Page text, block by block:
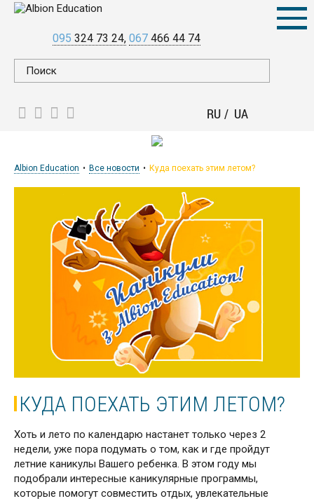
095 324 73 24 067 466 44 74
RU UA
Albion Education Все новости Куда поехать этим летом?
КУДА ПОЕХАТЬ ЭТИМ ЛЕТОМ?
Хоть и лето по календарю настанет только через 2
недели, уже пора подумать о том, как и где пройдут
летние каникулы Вашего ребенка. В этом году мы
подобрали интересные каникулярные программы,
которые помогут совместить отдых, увлекательные